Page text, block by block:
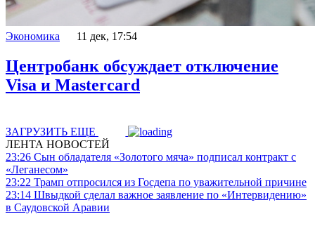
Экономика 11 дек, 17:54
Центробанк обсуждает отключение
Visa и Mastercard
ЗАГРУЗИТЬ ЕЩЕ
ЛЕНТА НОВОСТЕЙ
23:26 Сын обладателя «Золотого мяча» подписал контракт с
«Леганесом»
23:22 Трамп отпросился из Госдепа по уважительной причине
23:14 Швыдкой сделал важное заявление по «Интервидению»
в Саудовской Аравии